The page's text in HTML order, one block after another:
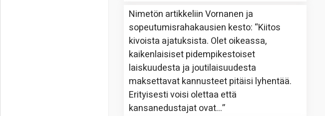
Nimetön artikkeliinVornanen ja
sopeutumisrahakausien kesto: “Kiitos
kivoista ajatuksista. Olet oikeassa,
kaikenlaisiset pidempikestoiset
laiskuudesta ja joutilaisuudesta
maksettavat kannusteet pitäisi lyhentää.
Erityisesti voisi olettaa että
kansanedustajat ovat…”